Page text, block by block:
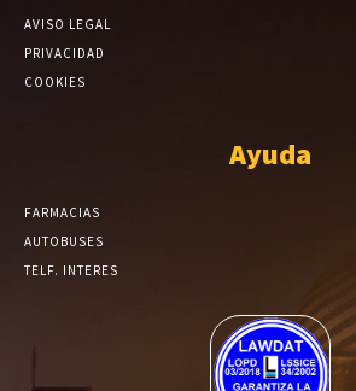
AVISO LEGAL
PRIVACIDAD
COOKIES
Ayuda
FARMACIAS
AUTOBUSES
TELF. INTERES